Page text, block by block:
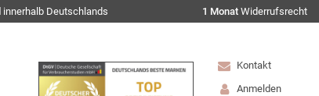
innerhalb Deutschlands 1 Monat Widerrufsrecht
Kontakt
Anmelden